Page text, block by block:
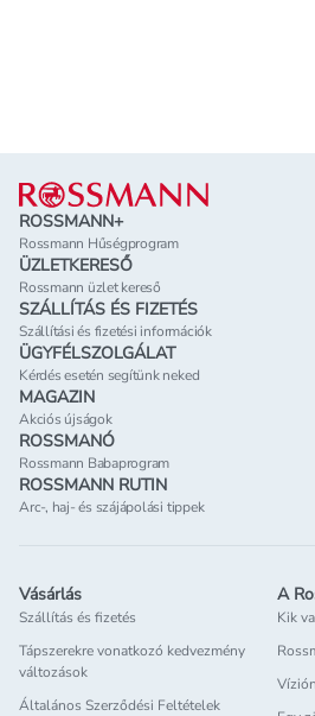
Lábléc
ROSSMANN+
Rossmann Hűségprogram
ÜZLETKERESŐ
Rossmann üzlet kereső
SZÁLLÍTÁS ÉS FIZETÉS
Szállítási és fizetési információk
ÜGYFÉLSZOLGÁLAT
Kérdés esetén segítünk neked
MAGAZIN
Akciós újságok
ROSSMANÓ
Rossmann Babaprogram
ROSSMANN RUTIN
Arc-, haj- és szájápolási tippek
Vásárlás
Szállítás és fizetés
Tápszerekre vonatkozó kedvezmény
változások
Általános Szerződési Feltételek
A
Kik